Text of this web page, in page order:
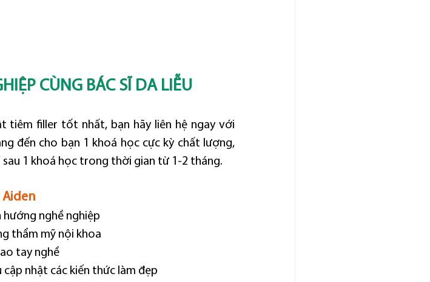
CÙNG BÁC SĨ DA LIỄU
tiêm filler tốt nhất, bạn hãy liên hệ ngay với
đến cho bạn 1 khoá học cực kỳ chất lượng,
1 khoá học trong thời gian từ 1-2 tháng.
nghề nghiệp
thẩm mỹ nội khoa
tay nghề
cập nhật các kiến thức làm đẹp